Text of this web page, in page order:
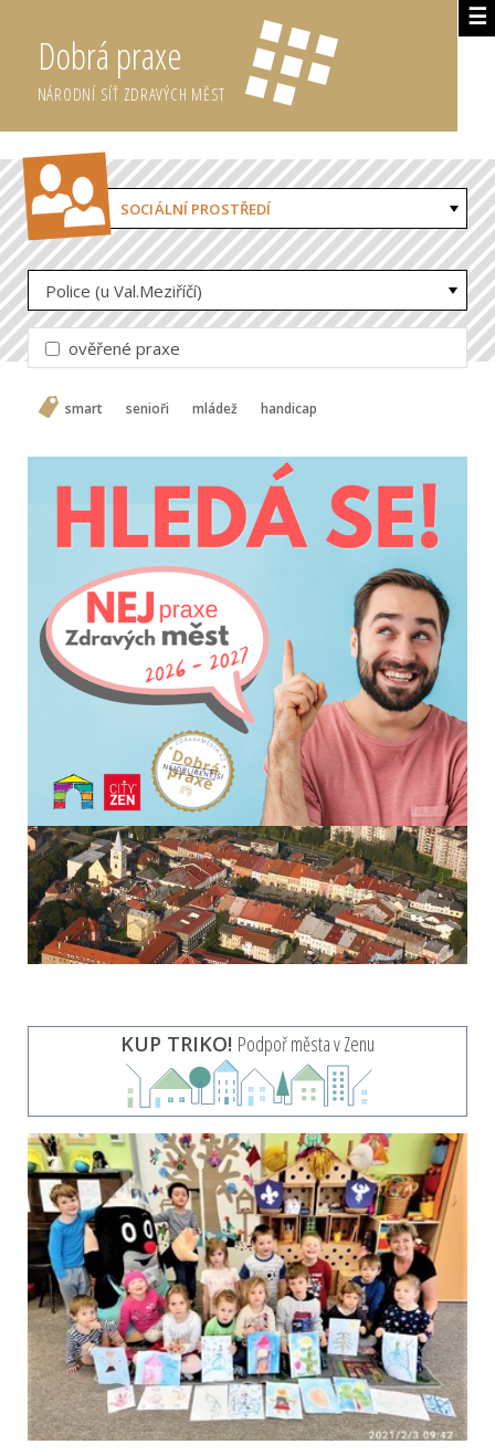
☰
Dobrá praxe
NÁRODNÍ SÍŤ ZDRAVÝCH MĚST
SOCIÁLNÍ PROSTŘEDÍ
Police (u Val.Meziříčí)
ověřené praxe
smart senioři mládež handicap
KUP TRIKO! Podpoř města v Zenu